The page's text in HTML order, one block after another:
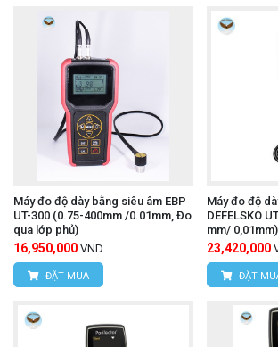
Máy đo độ dày bằng siêu âm EBP
UT-300 (0.75-400mm /0.01mm, Đo
qua lớp phủ)
16,950,000 VND
ĐẶT MUA
Máy đo độ
DEFELSKO
mm/ 0,01mm)
23,420,000
ĐẶT